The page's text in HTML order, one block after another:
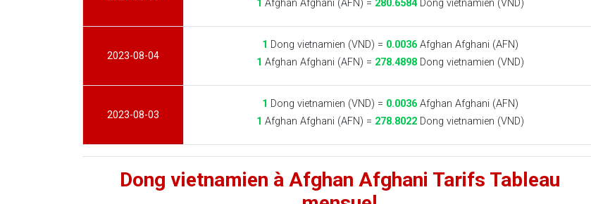
1 Afghan Afghani (AFN) = 280.6584Dong vietnamien (VND)
2023-08-04
1 Dong vietnamien (VND) = 0.0036Afghan Afghani (AFN)
1 Afghan Afghani (AFN) = 278.4898Dong vietnamien (VND)
2023-08-03
1 Dong vietnamien (VND) = 0.0036Afghan Afghani (AFN)
1 Afghan Afghani (AFN) = 278.8022Dong vietnamien (VND)
Dong vietnamien à Afghan Afghani Tarifs Tableau